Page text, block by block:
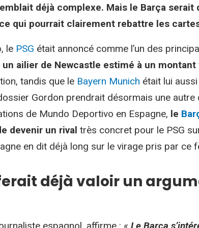
déjà complexe. Mais le Barça
qui pourrait clairement rebattre les
le PSG était annoncé comme l’un des
un ailier de Newcastle estimé à un montant
tandis que le Bayern Munich était lui
Gordon prendrait désormais une autre
de Mundo Deportivo en Espagne, le
devenir un rival très concret pour le PSG
en dit déjà long sur le virage pris par ce
déjà valoir un